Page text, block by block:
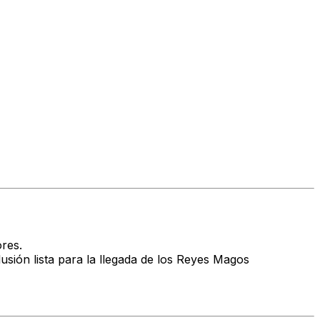
lista para la llegada de los Reyes Magos